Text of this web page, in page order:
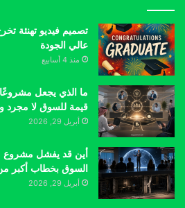
تصميم فيديو تهنئة
عالي الجودة
منذ 4 أسابيع
ما الذي يجعل
قيمة للسوق لا
أبريل 29, 2026
أين قد يفشل مشروع
السوق بخطاب أكبر
أبريل 29, 2026